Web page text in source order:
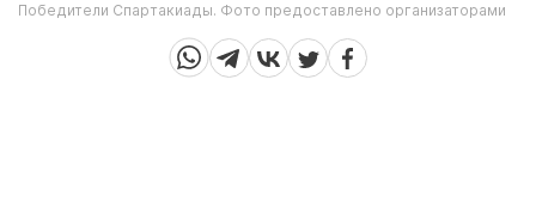
Победители Спартакиады. Фото предоставлено организаторами